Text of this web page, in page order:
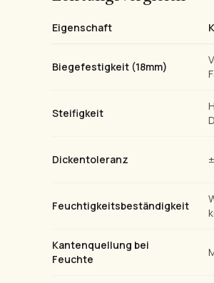
Eigenschaft
Biegefestigkeit (18mm)
Steifigkeit
Dickentoleranz
Feuchtigkeitsbeständigkeit
Kantenquellung bei
Feuchte